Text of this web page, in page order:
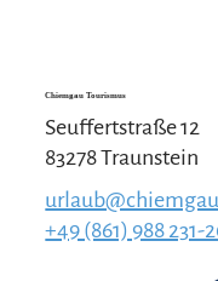
Chiemgau Tourismus
Seuffertstraße 12
83278 Traunstein
+49 (861) 988 231-